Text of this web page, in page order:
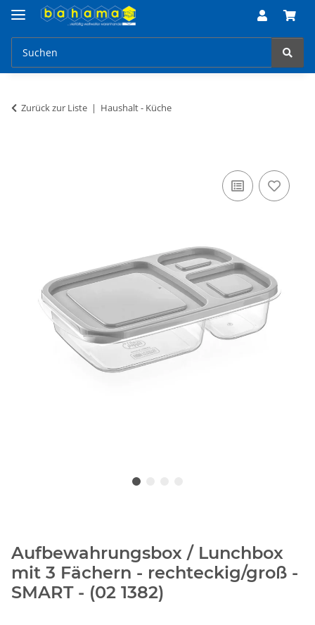
Zurück zur Liste Haushalt - Küche
Aufbewahrungsbox / Lunchbox
mit 3 Fächern - rechteckig/groß -
SMART - (02 1382)